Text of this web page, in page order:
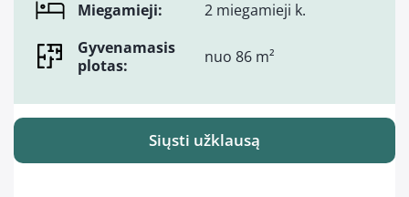
Miegamieji:
2 miegamieji k.
Gyvenamasis
plotas:
nuo 86 m²
Siųsti užklausą